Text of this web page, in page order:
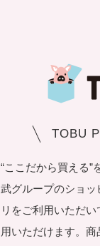
TOBU
“ここだから買える”
武グループのショ
リをご利用いただ
用いただけます。